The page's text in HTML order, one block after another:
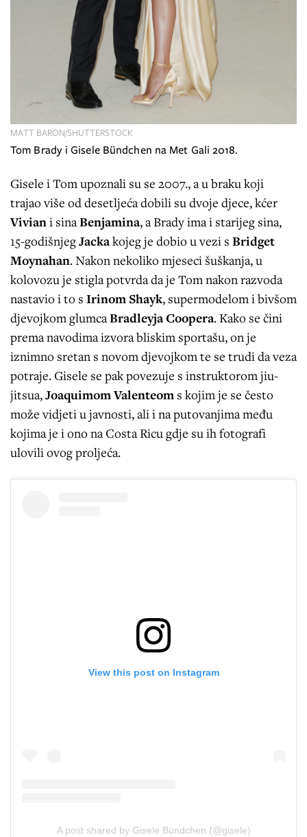
Tom Brady i Gisele Bündchen na Met Gali 2018.
MATT BARON/SHUTTERSTOCK
Gisele i Tom upoznali su se 2007., a u braku koji
trajao više od desetljeća dobili su dvoje djece, kćer
Viviani sinaBenjamina, a Brady ima i starijeg sina,
15-godišnjegJackakojeg je dobio u vezi s Bridget
Moynahan. Nakon nekoliko mjeseci šuškanja, u
kolovozu je stigla potvrda da je Tom nakon razvoda
nastavio i to s Irinom Shayk, supermodelom i bivšom
djevojkom glumcaBradleyja Coopera. Kako se čini
prema navodima izvora bliskim sportašu, on je
iznimno sretan s novom djevojkom te se trudi da veza
potraje. Gisele se pak povezuje s instruktorom jiu-
jitsua,Joaquimom Valenteom s kojim je se često
može vidjeti u javnosti, ali i na putovanjima među
kojima je i ono na Costa Ricu gdje su ih fotografi
ulovili ovog proljeća.
View this post on Instagram
A post shared by Gisele Bündchen (@gisele)